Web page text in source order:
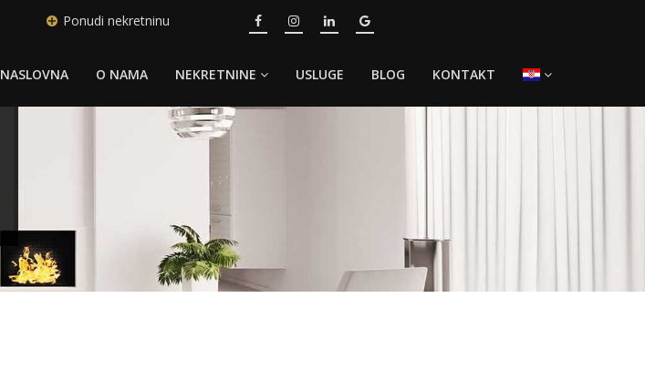
Ponudi nekretninu
NASLOVNA O NAMA NEKRETNINE USLUGE BLOG KONTAKT